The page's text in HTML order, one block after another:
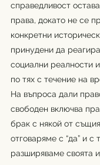
справедливост
права, докато не се
конкретни
принудени да
социални реалности
по тях с течение на
На въпроса дали
свободен включва
брак с някой от
отговаряме с “да” и
разширяваме своята